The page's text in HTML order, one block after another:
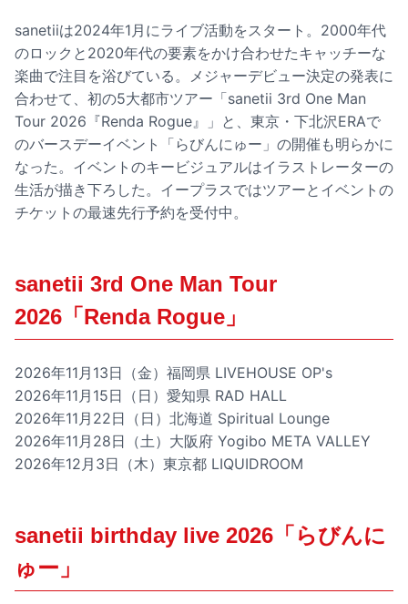
sanetiiは2024年1月にライブ活動をスタート。2000年代
のロックと2020年代の要素をかけ合わせたキャッチーな
楽曲で注目を浴びている。メジャーデビュー決定の発表に
合わせて、初の5大都市ツアー「sanetii 3rd One Man
Tour 2026『Renda Rogue』」と、東京・下北沢ERAで
のバースデーイベント「らびんにゅー」の開催も明らかに
なった。イベントのキービジュアルはイラストレーターの
生活が描き下ろした。イープラスではツアーとイベントの
チケットの最速先行予約を受付中。
sanetii 3rd One Man Tour
2026「Renda Rogue」
2026年11月13日（金）福岡県 LIVEHOUSE OP's
2026年11月15日（日）愛知県 RAD HALL
2026年11月22日（日）北海道 Spiritual Lounge
2026年11月28日（土）大阪府 Yogibo META VALLEY
2026年12月3日（木）東京都 LIQUIDROOM
sanetii birthday live 2026「らびんに
ゅー」